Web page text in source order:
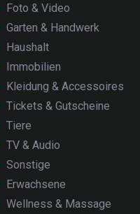
Foto & Video
Garten & Handwerk
Haushalt
Immobilien
Kleidung & Accessoires
Tickets & Gutscheine
Tiere
TV & Audio
Sonstige
Erwachsene
Wellness & Massage